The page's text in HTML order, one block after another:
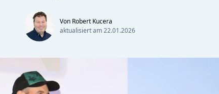
Von Robert Kucera
aktualisiert am22.01.2026